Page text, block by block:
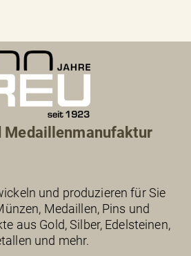
Medaillenmanufaktur
und produzieren für Sie
Medaillen, Pins und
aus Gold, Silber, Edelsteinen,
und mehr.